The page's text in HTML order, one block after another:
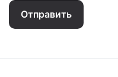
Отправить